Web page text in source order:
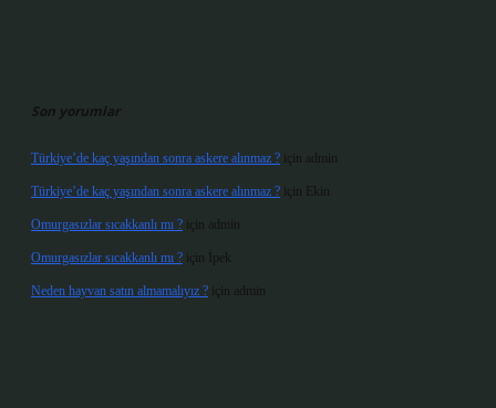
Son yorumlar
Türkiye’de kaç yaşından sonra askere alınmaz ? için admin
Türkiye’de kaç yaşından sonra askere alınmaz ? için Ekin
Omurgasızlar sıcakkanlı mı ? için admin
Omurgasızlar sıcakkanlı mı ? için İpek
Neden hayvan satın almamalıyız ? için admin